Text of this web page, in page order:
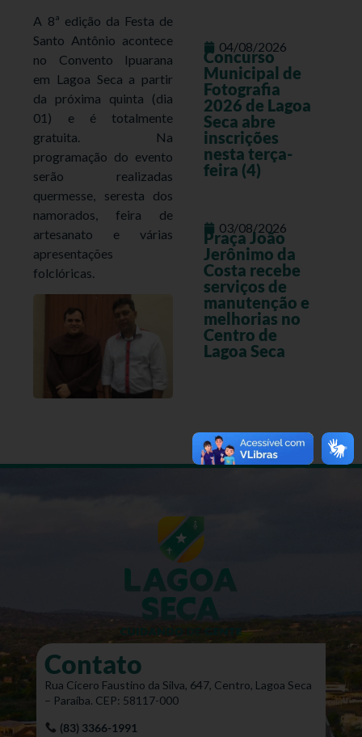
A 8ª edição da Festa de
Santo Antônio acontece
no Convento Ipuarana
em Lagoa Seca a partir
da próxima quinta (dia
01) e é totalmente
gratuita. Na
programação do evento
serão realizadas
quermesse, seresta dos
namorados, feira de
artesanato e várias
apresentações
folclóricas.
04/08/2026
Concurso
Municipal de
Fotografia
2026 de Lagoa
Seca abre
inscrições
nesta terça-
feira (4)
03/08/2026
Praça João
Jerônimo da
Costa recebe
serviços de
manutenção e
melhorias no
Centro de
Lagoa Seca
Contato
Rua Cícero Faustino da Silva, 647, Centro, Lagoa Seca
– Paraíba. CEP: 58117-000
(83) 3366-1991